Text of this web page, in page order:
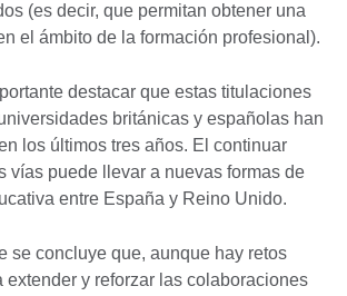
(es decir, que permitan obtener una
el ámbito de la formación profesional).
destacar que estas titulaciones
británicas y españolas han
los últimos tres años. El continuar
vías puede llevar a nuevas formas de
entre España y Reino Unido.
se concluye que, aunque hay retos
extender y reforzar las colaboraciones